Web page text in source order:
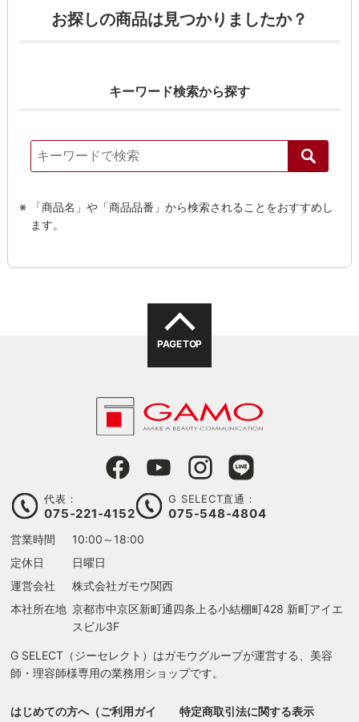
お探しの商品は見つかりましたか？
キーワード検索から探す
「商品名」や「商品品番」から検索されることをおすすめし
ます。
PAGE TOP
代表：
075-221-4152
G SELECT直通：
075-548-4804
営業時間
10:00～18:00
定休日
日曜日
運営会社
株式会社ガモウ関西
本社所在地 京都市中京区新町通四条上る小結棚町428 新町アイエ
スビル3F
G SELECT（ジーセレクト）はガモウグループが運営する、美容
師・理容師様専用の業務用ショップです。
はじめての方へ（ご利用ガイ
特定商取引法に関する表示